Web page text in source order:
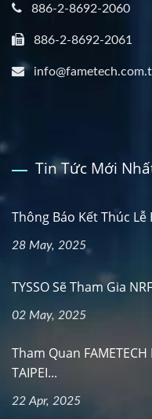
886-2-8692-2060
886-2-8692-2061
Tin Tức Mới
Thông Báo Kết Thúc
28 May, 2025
TYSSO Sẽ Tham Gia
02 May, 2025
Tham Quan FAMETECH
TAIPEI...
22 Apr, 2025